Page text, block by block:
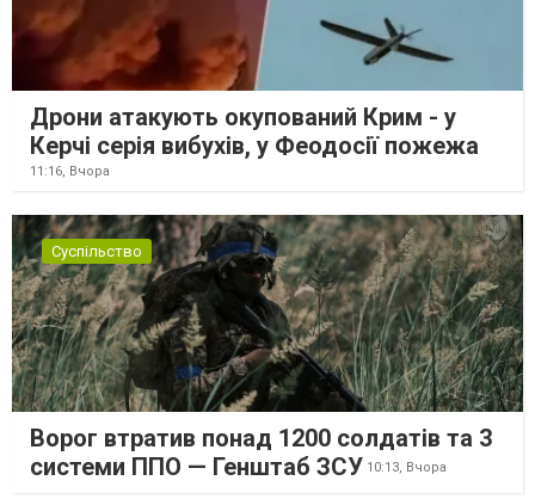
Дрони атакують окупований Крим - у
Керчі серія вибухів, у Феодосії пожежа
11:16, Вчора
Суспільство
Ворог втратив понад 1200 солдатів та 3
системи ППО — Генштаб ЗСУ 10:13, Вчора